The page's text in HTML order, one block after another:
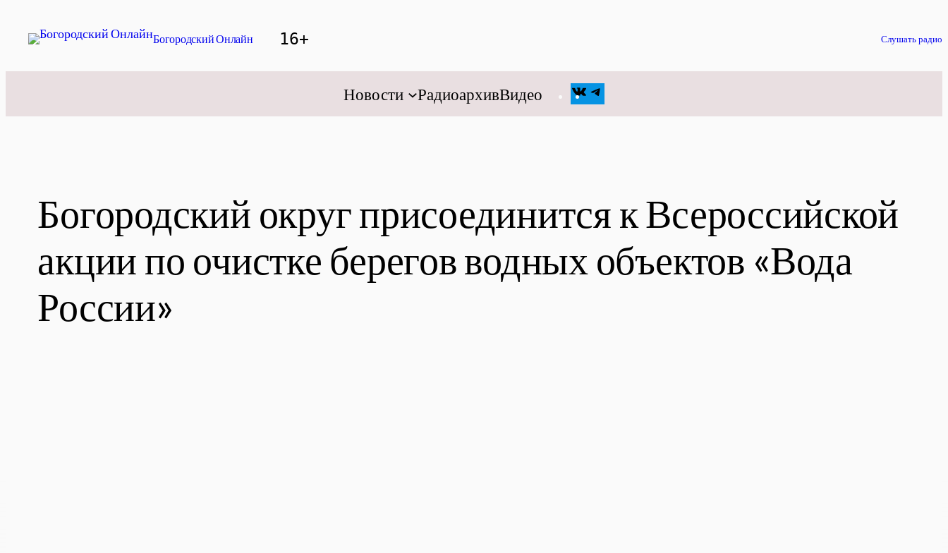
Богородский Онлайн 16+ Слушать радио
Новости РадиоархивВидео VK
Богородский округ присоединится к Всероссийской
акции по очистке берегов водных объектов «Вода
России»